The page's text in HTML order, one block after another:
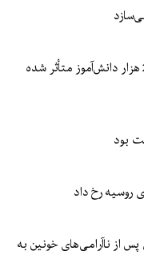
زمین‌لرزه‌ی شرق افغانستان؛ «روند آموزش 200 هزار دانش‌آموز متأثر شده
بود
از ناآرامی‌های خونین به